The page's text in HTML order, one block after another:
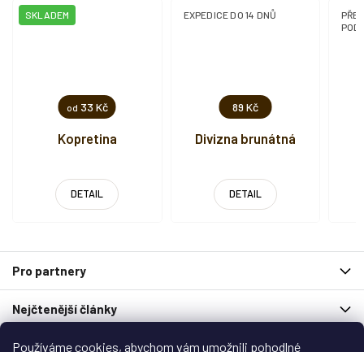
Používáme cookies, abychom vám umožnili pohodlné
od 33 Kč
Kopretina
SKLADEM
DETAIL
89 Kč
Divizna brunátná
EXPEDICE DO 14 DNŮ
DETAIL
p
t
Pro partnery
Nejčtenější články
Spolupracují s námi